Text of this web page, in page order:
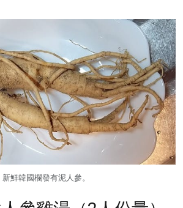
新鮮韓國欄發有泥人參。